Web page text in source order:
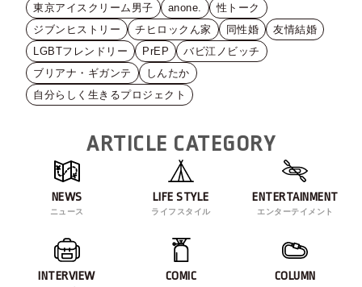
東京アイスクリーム男子
anone.
性トーク
ジブンヒストリー
チヒロックん家 同性婚
友情結婚
LGBTフレンドリー
PrEP
バビ江ノビッチ
ブリアナ・ギガンテ
しんたか
自分らしく生きるプロジェクト
ARTICLE CATEGORY
NEWS
ニュース
LIFE STYLE
ライフスタイル
ENTERTAINMENT
エンターテイメント
INTERVIEW COMIC COLUMN